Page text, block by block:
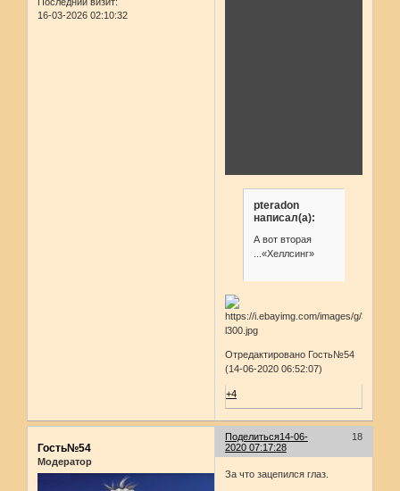
16-03-2026 02:10:32
pteradon
написал(а):
А вот вторая
...«Хеллсинг»
Отредактировано Гость№54
(14-06-2020 06:52:07)
+4
Поделиться 18
14-06-
2020 07:17:28
Гость№54
Модератор
За что зацепился глаз.